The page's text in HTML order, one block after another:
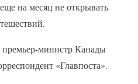
на месяц не открывать
министр Канады
«Главпоста».